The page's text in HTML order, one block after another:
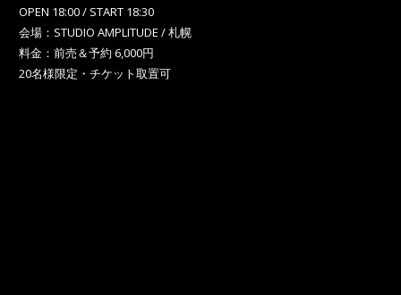
OPEN 18:00 / START 18:30
会場：STUDIO AMPLITUDE / 札幌
料金：前売＆予約 6,000円
20名様限定・チケット取置可